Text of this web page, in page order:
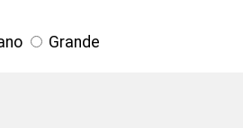
Grande